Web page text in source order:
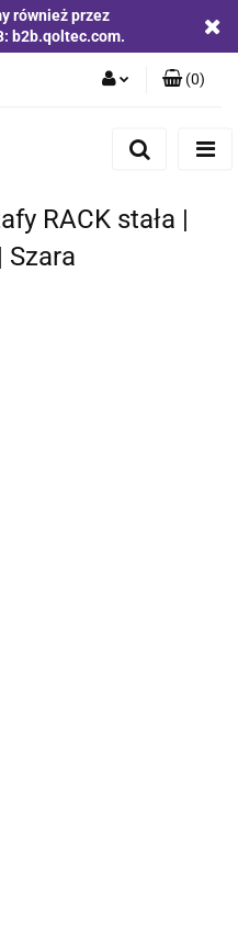
również przez
b2b.qoltec.com.
Zgody cookies
(0)
RACK stała |
Szara